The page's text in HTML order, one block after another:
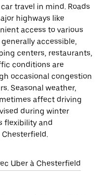
travel in mind. Roads
highways like
access to various
accessible,
centers, restaurants,
conditions are
occasional congestion
Seasonal weather,
affect driving
during winter
flexibility and
Uber à Chesterfield